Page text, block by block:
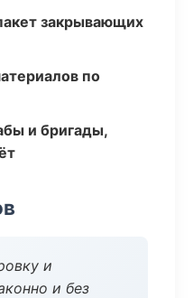
закрывающих
по
и бригады,
и
и без